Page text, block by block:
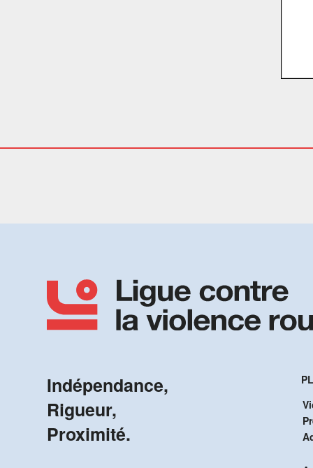
Indépendance,
Rigueur,
Proximité.